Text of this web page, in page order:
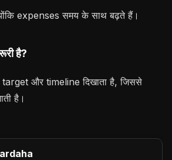
expenses समय के साथ बढ़ते हैं।
है?
और timeline दिखाता है, जिससे
है।